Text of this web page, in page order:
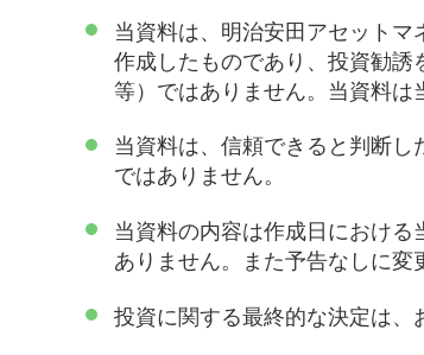
当資料は、明治安田アセット
作成したものであり、投資勧
等）ではありません。当資料は
当資料は、信頼できると判断
ではありません。
当資料の内容は作成日におけ
ありません。また予告なしに変
投資に関する最終的な決定は、